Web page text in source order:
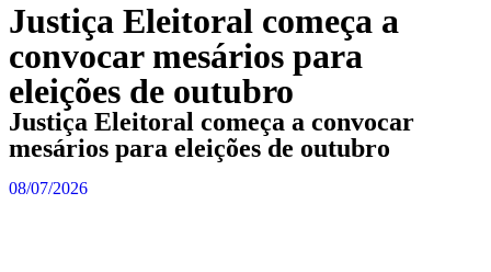
Justiça Eleitoral começa a
convocar mesários para
eleições de outubro
Justiça Eleitoral começa a convocar
mesários para eleições de outubro
08/07/2026